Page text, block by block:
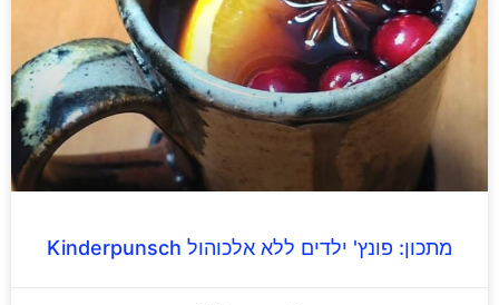
מתכון: פונץ' ילדים ללא אלכוהול Kinderpunsch